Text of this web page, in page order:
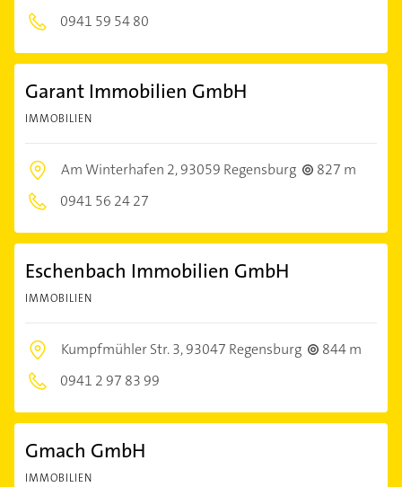
0941 59 54 80
Garant Immobilien GmbH
IMMOBILIEN
Am Winterhafen 2,93059 Regensburg
827 m
0941 56 24 27
Eschenbach Immobilien GmbH
IMMOBILIEN
Kumpfmühler Str. 3,93047 Regensburg
844 m
0941 2 97 83 99
Gmach GmbH
IMMOBILIEN